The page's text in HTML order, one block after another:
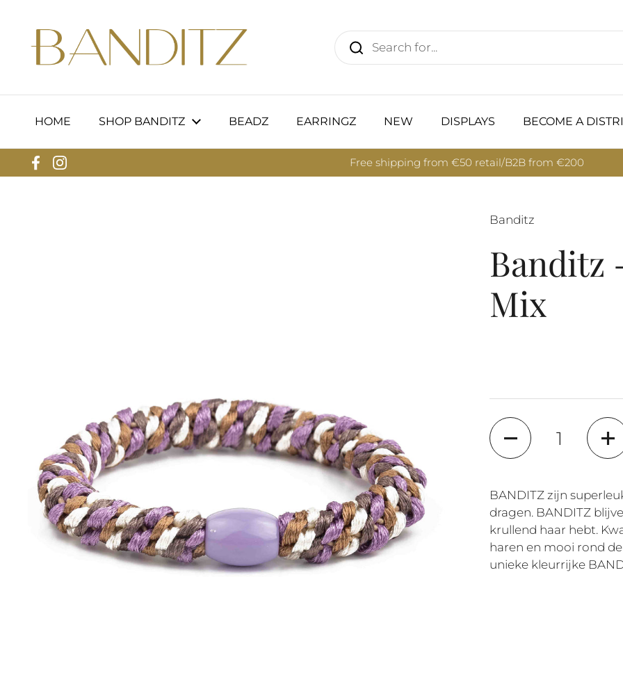
HOME SHOP BANDITZ BEADZ EARRINGZ NEW DISPLAYS BECOME A
Facebook
Instagram
Free shipping from €50 retail/B2B from €200
Banditz
Banditz
Mix
Quantity
BANDITZ zijn
dragen. BANDITZ
krullend haar hebt.
haren en mooi rond
unieke kleurrijke